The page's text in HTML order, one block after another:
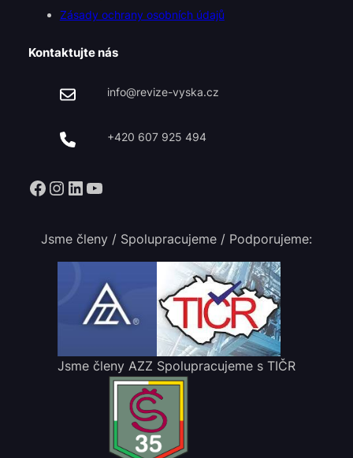
Zásady ochrany osobních údajů
Kontaktujte nás
info@revize-vyska.cz
+420 607 925 494
Facebook Instagram LinkedIn YouTube
Jsme členy / Spolupracujeme / Podporujeme:
Jsme členy AZZ Spolupracujeme s TIČR